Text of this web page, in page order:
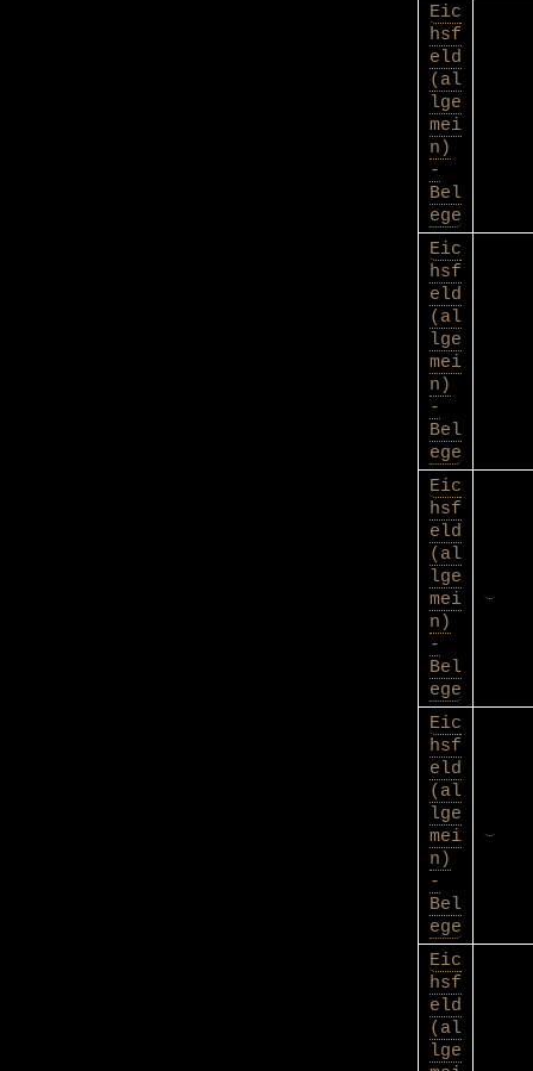
Eic
hsf
eld
(al
lge
mei
n)
-
Bel
ege
Eic
hsf
eld
(al
lge
mei
n)
-
Bel
ege
Eic
hsf
eld
(al
lge
mei
n)
-
Bel
ege
Eic
hsf
eld
(al
lge
mei
n)
-
Bel
ege
Eic
hsf
eld
(al
lge